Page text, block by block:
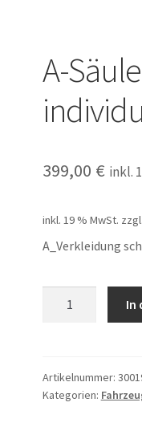
A-
399,00 € inkl.
inkl. 19 % MwSt. zzgl.
A_Verkleidung
Menge
In
Artikelnummer:
Kategorien: